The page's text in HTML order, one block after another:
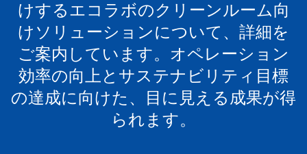
けするエコラボのクリーンルーム向
けソリューションについて、詳細を
ご案内しています。オペレーション
効率の向上とサステナビリティ目標
の達成に向けた、目に見える成果が得
られます。